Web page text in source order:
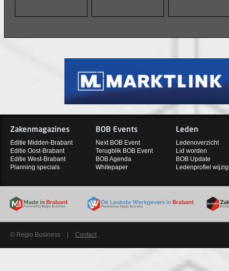
Zakenmagazines
Editie Midden-Brabant
Editie Oost-Brabant
Editie West-Brabant
Planning specials
BOB Events
Next BOB Event
Terugblik BOB Event
BOB Agenda
Whitepaper
Leden
Ledenoverzicht
Lid worden
BOB Update
Ledenprofiel
© Regio Business Contact